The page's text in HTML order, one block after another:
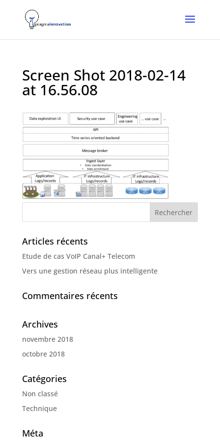
Screen Shot 2018-02-14
at 16.56.08
Articles récents
Etude de cas VoIP Canal+ Telecom
Vers une gestion réseau plus intelligente
Commentaires récents
Archives
novembre 2018
octobre 2018
Catégories
Non classé
Technique
Méta